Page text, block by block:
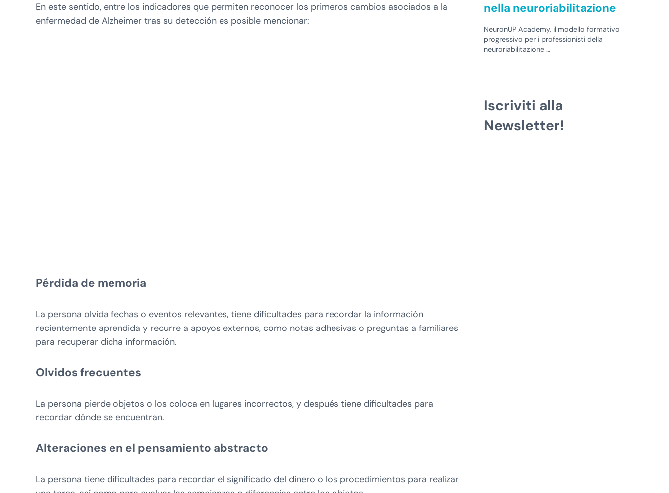
En este sentido, entre los indicadores que permiten reconocer los primeros cambios asociados a la
enfermedad de Alzheimer tras su detección es posible mencionar:
Pérdida de memoria
La persona olvida fechas o eventos relevantes, tiene dificultades para recordar la información
recientemente aprendida y recurre a apoyos externos, como notas adhesivas o preguntas a familiares
para recuperar dicha información.
Olvidos frecuentes
La persona pierde objetos o los coloca en lugares incorrectos, y después tiene dificultades para
recordar dónde se encuentran.
Alteraciones en el pensamiento abstracto
La persona tiene dificultades para recordar el significado del dinero o los procedimientos para realizar
nella neuroriabilitazione
NeuronUP Academy, il modello formativo
progressivo per i professionisti della
neuroriabilitazione …
Iscriviti alla
Newsletter!